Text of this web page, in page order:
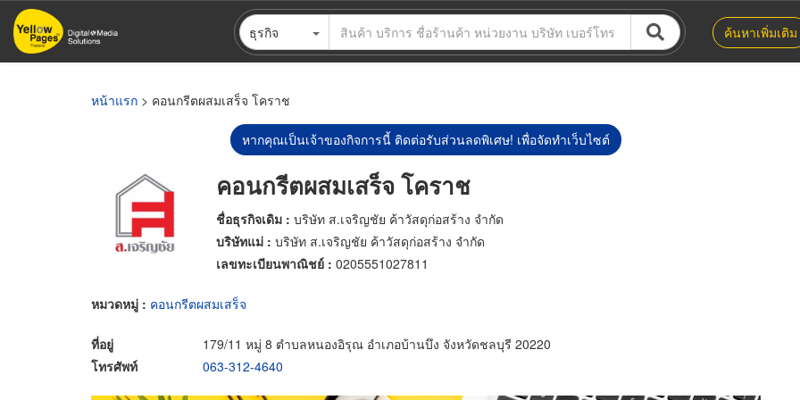
ข้าม
ไป
ธุรกิจ ค้นหาเพิ่มเติม
หน้าแรก > คอนกรีตผสมเสร็จ โคราช
หากคุณเป็นเจ้าของกิจการนี้ ติดต่อรับส่วนลดพิเศษ! เพื่อจัดทำเว็บไซต์
คอนกรีตผสมเสร็จ โคราช
ชื่อธุรกิจเดิม : บริษัท ส.เจริญชัย ค้าวัสดุก่อสร้าง จำกัด
บริษัทแม่ : บริษัท ส.เจริญชัย ค้าวัสดุก่อสร้าง จำกัด
เลขทะเบียนพาณิชย์ : 0205551027811
หมวดหมู่ : คอนกรีตผสมเสร็จ
ที่อยู่
179/11 หมู่ 8 ตำบลหนองอิรุณ อำเภอบ้านบึง จังหวัดชลบุรี 20220
โทรศัพท์
063-312-4640